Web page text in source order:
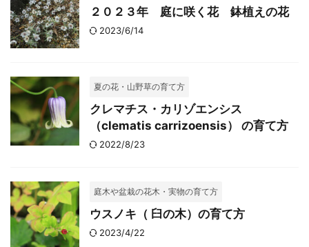
２０２３年 庭に咲く花 鉢植えの花
2023/6/14
夏の花・山野草の育て方
クレマチス・カリゾエンシス
（clematis carrizoensis） の育て方
2022/8/23
庭木や盆栽の花木・実物の育て方
ウスノキ（ 臼の木）の育て方
2023/4/22